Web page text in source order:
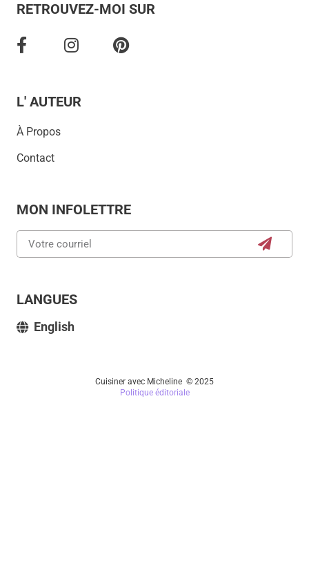
RETROUVEZ-MOI SUR
L' AUTEUR
À Propos
Contact
MON INFOLETTRE
LANGUES
English
Cuisiner avec Micheline © 2025
Politique éditoriale